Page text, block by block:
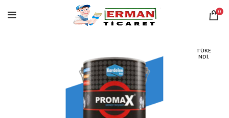
0
TÜKE
NDI.